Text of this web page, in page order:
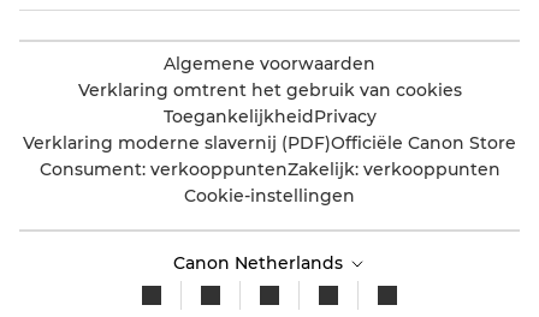
Algemene voorwaarden
Verklaring omtrent het gebruik van cookies
ToegankelijkheidPrivacy
Verklaring moderne slavernij (PDF)Officiële Canon Store
Consument: verkooppuntenZakelijk: verkooppunten
Cookie-instellingen
Canon Netherlands